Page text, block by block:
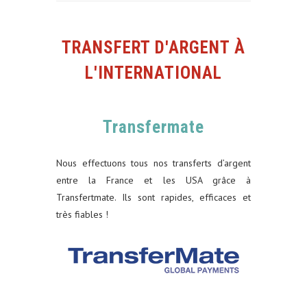
TRANSFERT D'ARGENT À
L'INTERNATIONAL
Transfermate
Nous effectuons tous nos transferts d’argent
entre la France et les USA grâce à
Transfertmate. Ils sont rapides, efficaces et
très fiables !